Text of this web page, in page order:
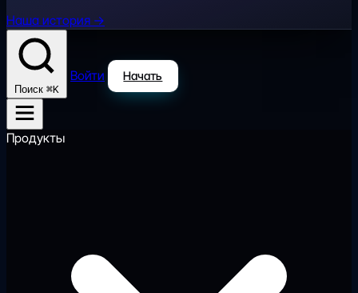
Наша история →
Поиск ⌘K
Войти Начать
Продукты